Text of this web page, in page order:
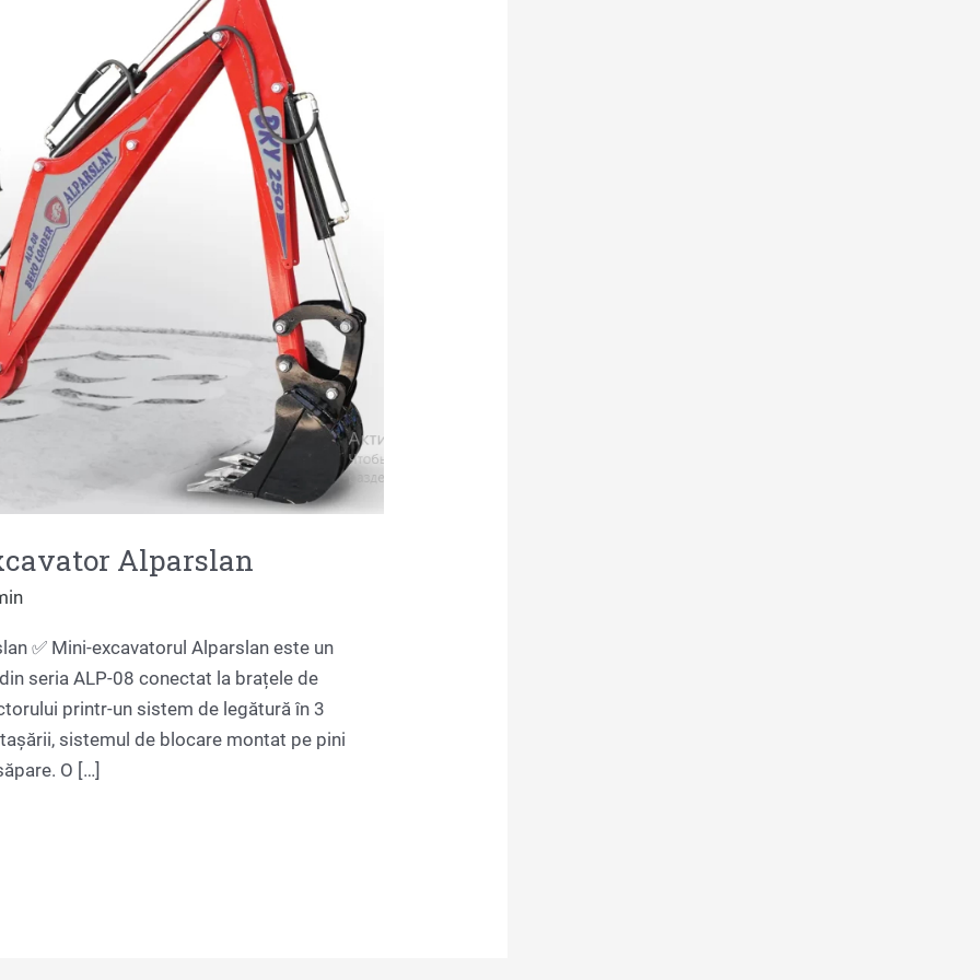
Alparslan
✅ Mini-excavatorul Alparslan este un
seria ALP-08 conectat la brațele de
printr-un sistem de legătură în 3
sistemul de blocare montat pe pini
O […]